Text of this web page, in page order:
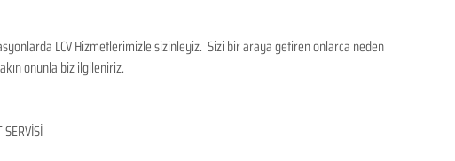
LCV Hizmetlerimizle sizinleyiz.  Sizi bir araya getiren onlarca neden
onunla biz ilgileniriz.
SERVİSİ